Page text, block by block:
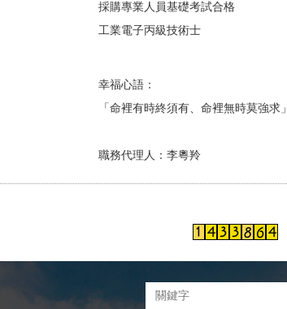
採購專業人員基礎考試合格
工業電子丙級技術士
幸福心語：
「命裡有時終須有、命裡無時莫強求」
職務代理人：李粵羚